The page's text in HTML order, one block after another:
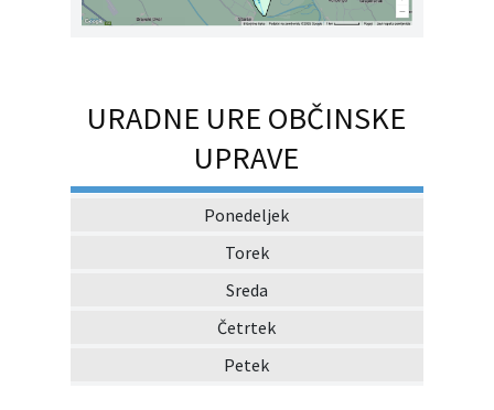
URADNE URE OBČINSKE
UPRAVE
Ponedeljek
Torek
Sreda
Četrtek
Petek